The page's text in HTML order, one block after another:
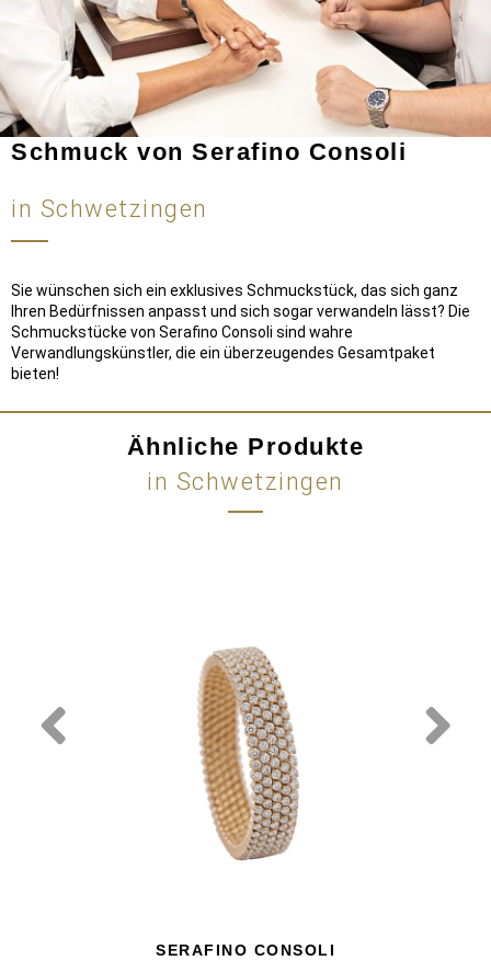
Schmuck von Serafino Consoli
in Schwetzingen
Sie wünschen sich ein exklusives Schmuckstück, das sich ganz
Ihren Bedürfnissen anpasst und sich sogar verwandeln lässt? Die
Schmuckstücke von Serafino Consoli sind wahre
Verwandlungskünstler, die ein überzeugendes Gesamtpaket
bieten!
Ähnliche Produkte
in Schwetzingen
SERAFINO CONSOLI